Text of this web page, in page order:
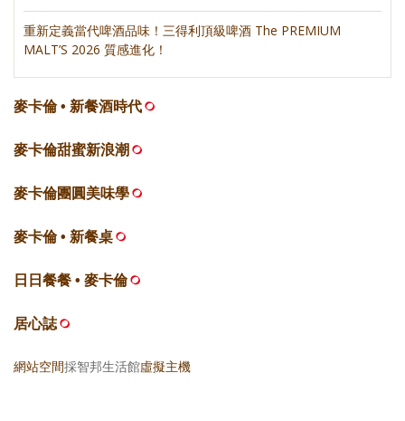
重新定義當代啤酒品味！三得利頂級啤酒 The PREMIUM
MALT’S 2026 質感進化！
麥卡倫 • 新餐酒時代
麥卡倫甜蜜新浪潮
麥卡倫團圓美味學
麥卡倫 • 新餐桌
日日餐餐 • 麥卡倫
居心誌
網站空間採智邦生活館虛擬主機